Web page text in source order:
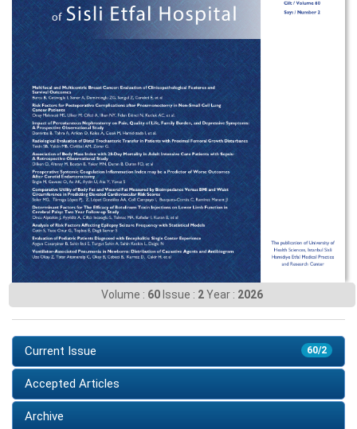
Volume : 60Issue : 2Year : 2026
60/2
Current Issue
Accepted Articles
Archive